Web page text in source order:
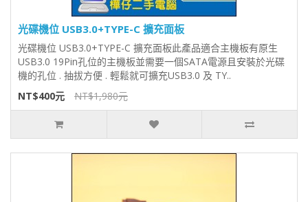
光碟機位 USB3.0+TYPE-C 擴充面板
光碟機位 USB3.0+TYPE-C 擴充面板此產品適合主機板有原生
USB3.0 19Pin孔位的主機板並需要一個SATA電源且安裝於光碟
機的孔位 . 抽拔方便 . 輕鬆就可擴充USB3.0 及 TY..
NT$400元
NT$1,980元